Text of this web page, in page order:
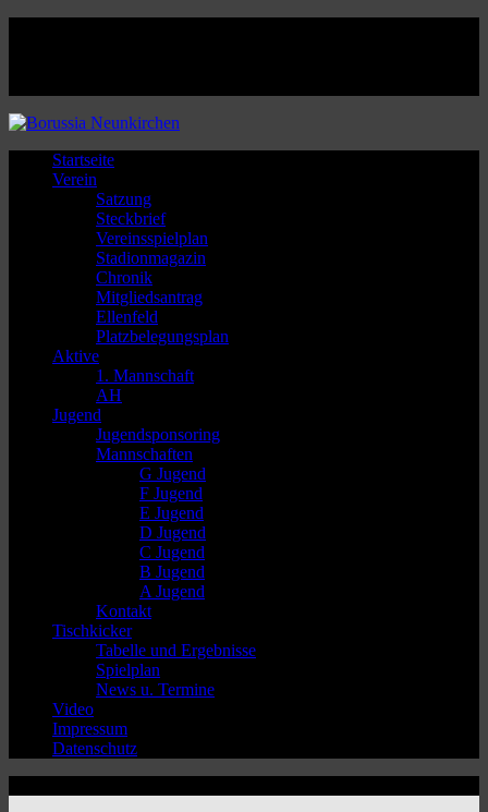
Startseite
Verein
Satzung
Steckbrief
Vereinsspielplan
Stadionmagazin
Chronik
Mitgliedsantrag
Ellenfeld
Platzbelegungsplan
Aktive
1. Mannschaft
AH
Jugend
Jugendsponsoring
Mannschaften
G Jugend
F Jugend
E Jugend
D Jugend
C Jugend
B Jugend
A Jugend
Kontakt
Tischkicker
Tabelle und Ergebnisse
Spielplan
News u. Termine
Video
Impressum
Datenschutz